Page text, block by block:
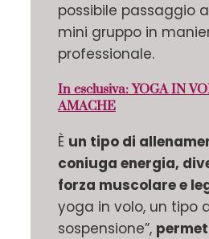
possibile passaggio
mini gruppo in
professionale.
In esclusiva: YOGA IN
AMACHE
È un tipo di
coniuga energia,
forza muscolare e
yoga in volo, un tipo
sospensione”,